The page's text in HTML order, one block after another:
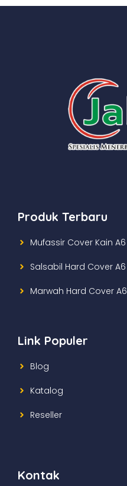
Produk Terbaru
Mufassir Cover Kain A6
Salsabil Hard Cover A6
Marwah Hard Cover A6
Link Populer
Blog
Katalog
Reseller
Kontak